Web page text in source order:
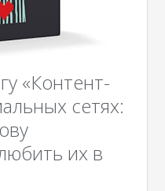
«Контент-
сетях:
их в